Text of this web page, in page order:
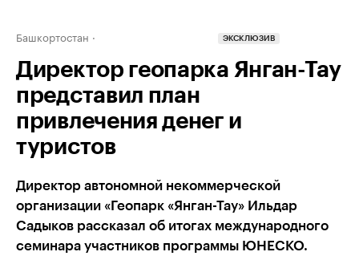
Башкортостан ЭКСКЛЮЗИВ
Директор геопарка Янган-Тау
представил план
привлечения денег и
туристов
Директор автономной некоммерческой
организации «Геопарк «Янган-Тау» Ильдар
Садыков рассказал об итогах международного
семинара участников программы ЮНЕСКО.